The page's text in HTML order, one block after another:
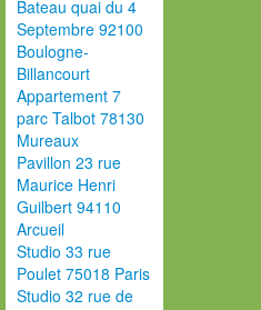
Bateau quai du 4
Septembre 92100
Boulogne-
Billancourt
Appartement 7
parc Talbot 78130
Mureaux
Pavillon 23 rue
Maurice Henri
Guilbert 94110
Arcueil
Studio 33 rue
Poulet 75018 Paris
Studio 32 rue de